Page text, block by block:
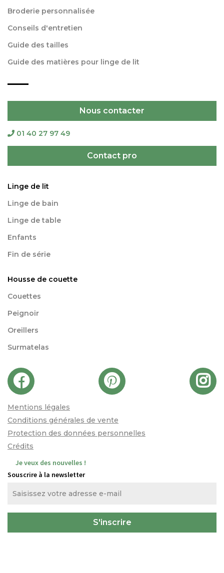
Broderie personnalisée
Conseils d'entretien
Guide des tailles
Guide des matières pour linge de lit
Nous contacter
01 40 27 97 49
Contact pro
Linge de lit
Linge de bain
Linge de table
Enfants
Fin de série
Housse de couette
Couettes
Peignoir
Oreillers
Surmatelas
Mentions légales
Conditions générales de vente
Protection des données personnelles
Crédits
Je veux des nouvelles !
Souscrire à la newsletter